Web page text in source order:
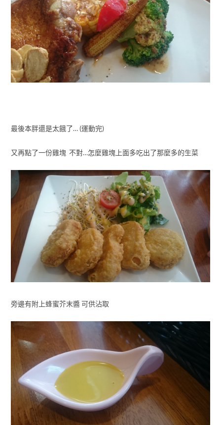
最後本胖還是太餓了… (運動完)
又再點了一份雞塊 不對…怎麼雞塊上面多吃出了那麼多的生菜
旁邊有附上蜂蜜芥末醬 可供沾取